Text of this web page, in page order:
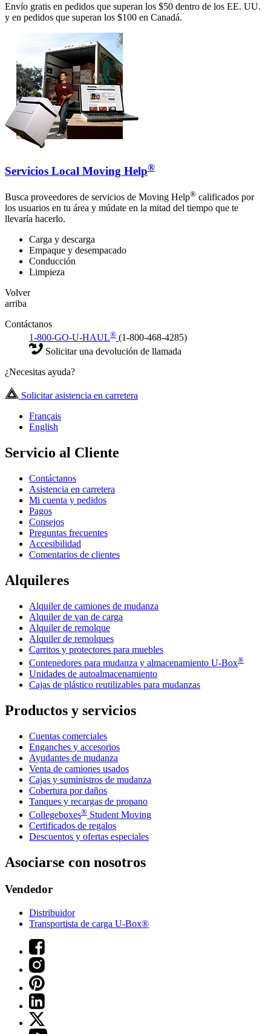
Envío gratis en pedidos que superan los $50 dentro de los EE. UU.
y en pedidos que superan los $100 en Canadá.
Servicios Local Moving Help®
Busca proveedores de servicios de Moving Help® calificados por
los usuarios en tu área y múdate en la mitad del tiempo que te
llevaría hacerlo.
Carga y descarga
Empaque y desempacado
Conducción
Limpieza
Volver
arriba
Contáctanos
1-800-GO-U-HAUL® (1-800-468-4285)
Solicitar una devolución de llamada
¿Necesitas ayuda?
Solicitar asistencia en carretera
Français
English
Servicio al Cliente
Contáctanos
Asistencia en carretera
Mi cuenta y pedidos
Pagos
Consejos
Preguntas frecuentes
Accesibilidad
Comentarios de clientes
Alquileres
Alquiler de camiones de mudanza
Alquiler de van de carga
Alquiler de remolque
Alquiler de remolques
Carritos y protectores para muebles
Contenedores para mudanza y almacenamiento U-Box®
Unidades de autoalmacenamiento
Cajas de plástico reutilizables para mudanzas
Productos y servicios
Cuentas comerciales
Enganches y accesorios
Ayudantes de mudanza
Venta de camiones usados
Cajas y suministros de mudanza
Cobertura por daños
Tanques y recargas de propano
Collegeboxes® Student Moving
Certificados de regalos
Descuentos y ofertas especiales
Asociarse con nosotros
Vendedor
Distribuidor
Transportista de carga U-Box®